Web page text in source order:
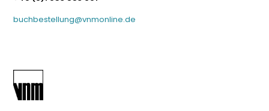
buchbestellung@vnmonline.de